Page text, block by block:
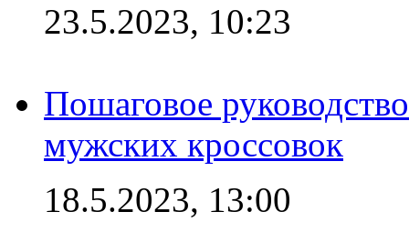
23.5.2023, 10:23
Пошаговое
мужских кроссовок
18.5.2023, 13:00